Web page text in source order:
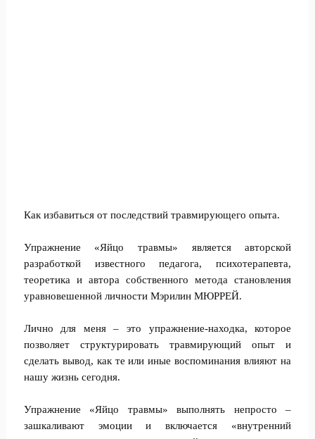
Как избавиться от последствий травмирующего опыта.
Упражнение «Яйцо травмы» является авторской
разработкой известного педагога, психотерапевта,
теоретика и автора собственного метода становления
уравновешенной личности Мэрилин МЮРРЕЙ.
Лично для меня – это упражнение-находка, которое
позволяет структурировать травмирующий опыт и
сделать вывод, как те или иные воспоминания влияют на
нашу жизнь сегодня.
Упражнение «Яйцо травмы» выполнять непросто –
зашкаливают эмоции и включается «внутренний